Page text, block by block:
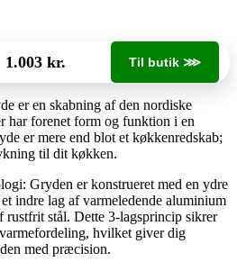
1.003 kr. Til butik ⋙
er en skabning af den nordiske
har forenet form og funktion i en
er mere end blot et køkkenredskab;
til dit køkken.
Gryden er konstrueret med en ydre
indre lag af varmeledende aluminium
rustfrit stål. Dette 3-lagsprincip sikrer
hvilket giver dig
med præcision.